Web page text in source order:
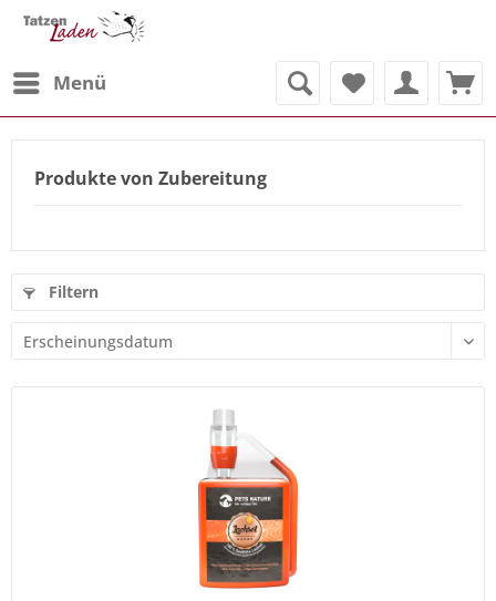
Menü
Produkte von Zubereitung
Filtern